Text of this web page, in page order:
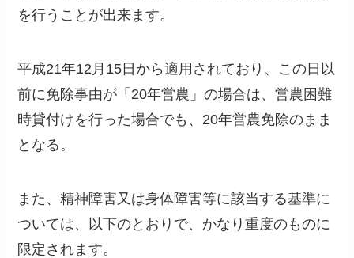
を行うことが出来ます。
平成21年12月15日から適用されており、この日以
前に免除事由が「20年営農」の場合は、営農困難
時貸付けを行った場合でも、20年営農免除のまま
となる。
また、精神障害又は身体障害等に該当する基準に
ついては、以下のとおりで、かなり重度のものに
限定されます。